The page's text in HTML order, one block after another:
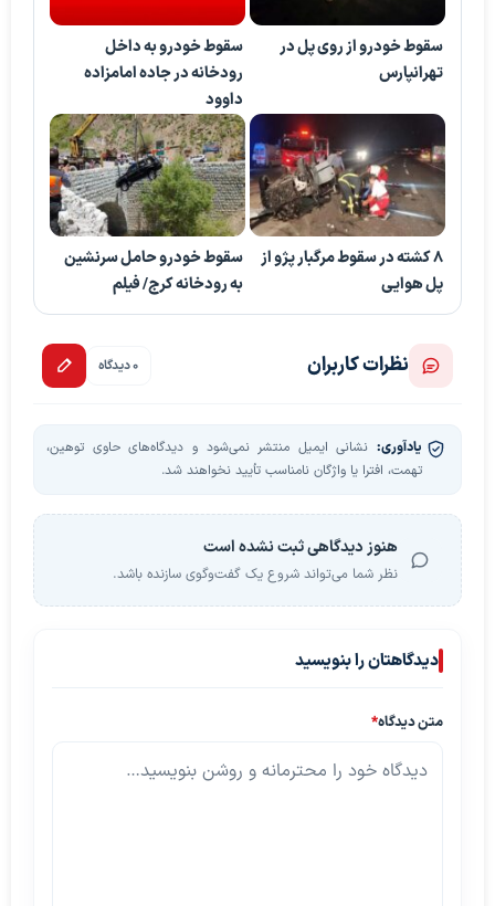
سقوط خودرو از روی پل در
تهرانپارس
سقوط خودرو به داخل
رودخانه در جاده امامزاده
داوود
8 کشته در سقوط مرگبار پژو از
پل هوایی
سقوط خودرو حامل سرنشین
به رودخانه کرج/ فیلم
نظرات کاربران 0 دیدگاه
یادآوری: نشانی ایمیل منتشر نمی‌شود و دیدگاه‌های حاوی توهین،
تهمت، افترا یا واژگان نامناسب تأیید نخواهند شد.
هنوز دیدگاهی ثبت نشده است
نظر شما می‌تواند شروع یک گفت‌وگوی سازنده باشد.
دیدگاهتان را بنویسید
متن دیدگاه*